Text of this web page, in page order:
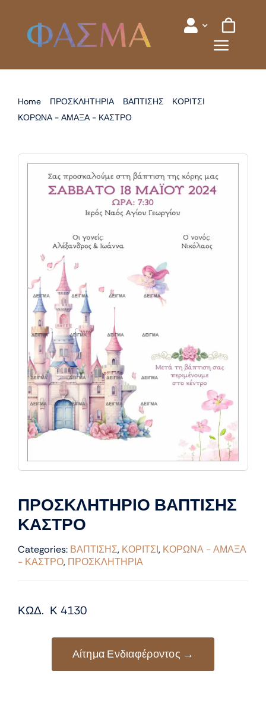
content
Home ΠΡΟΣΚΛΗΤΗΡΙΑ ΒΑΠΤΙΣΗΣ
ΚΟΡΙΤΣΙ
ΚΟΡΩΝΑ - ΑΜΑΞΑ - ΚΑΣΤΡΟ
ΠΡΟΣΚΛΗΤΗΡΙΟ ΒΑΠΤΙΣΗΣ
ΚΑΣΤΡΟ
Categories: ΒΑΠΤΙΣΗΣ, ΚΟΡΙΤΣΙ, ΚΟΡΩΝΑ - ΑΜΑΞΑ
- ΚΑΣΤΡΟ, ΠΡΟΣΚΛΗΤΗΡΙΑ
ΚΩΔ. Κ 4130
Αίτημα Ενδιαφέροντος →